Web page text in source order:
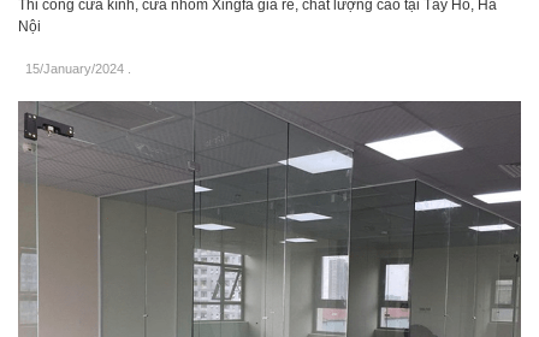
Thi công cửa kính, cửa nhôm Xingfa giá rẻ, chất lượng cao tại Tây Hồ, Hà
Nội
15/January/2024